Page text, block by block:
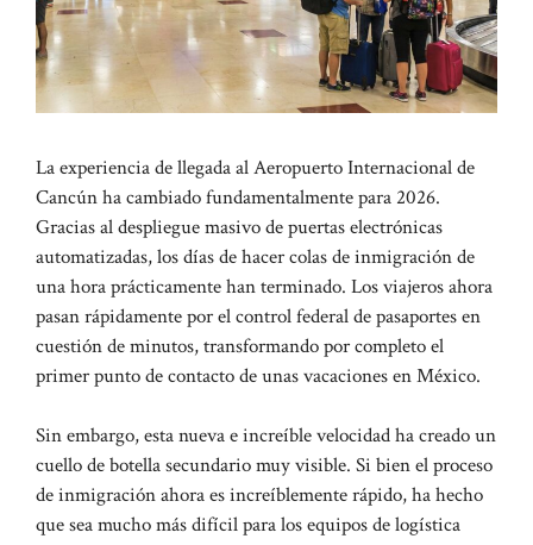
La experiencia de llegada al Aeropuerto Internacional de
Cancún ha cambiado fundamentalmente para 2026.
Gracias al despliegue masivo de puertas electrónicas
automatizadas, los días de hacer colas de inmigración de
una hora prácticamente han terminado. Los viajeros ahora
pasan rápidamente por el control federal de pasaportes en
cuestión de minutos, transformando por completo el
primer punto de contacto de unas vacaciones en México.
Sin embargo, esta nueva e increíble velocidad ha creado un
cuello de botella secundario muy visible. Si bien el proceso
de inmigración ahora es increíblemente rápido, ha hecho
que sea mucho más difícil para los equipos de logística